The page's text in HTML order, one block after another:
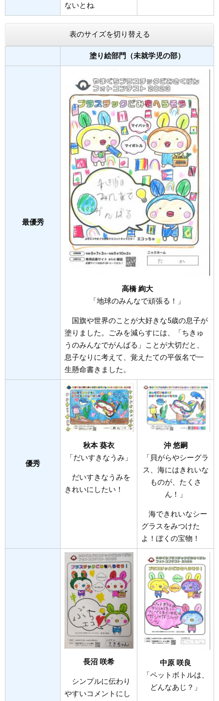
ないとね.
表のサイズを切り替える
塗り絵部門（未就学児の部）
最優秀
高橋 絢大​
「地球のみんなで頑張る！」
国旗や世界のことが大好きな5歳の息子が
塗りました。ごみを減らすには、「ちきゅ
うのみんなでがんばる」ことが大切だと、
息子なりに考えて、覚えたての平仮名で一
生懸命書きました。
優秀
秋本 葵衣​
「だいすきなうみ」
だいすきなうみを
きれいにしたい！
沖 悠嗣​
「貝がらやシーグラ
ス、海にはきれいな
ものが、たくさ
ん！」
海できれいなシー
グラスをみつけた
よ！ぼくの宝物！
長沼 咲希​
シンプルに伝わり
やすいコメントにし
中原 咲良​
「ペットボトルは、
どんなあじ？」